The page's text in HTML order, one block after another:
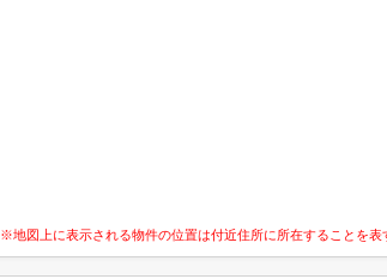
※地図上に表示される物件の位置は付近住所に所在することを